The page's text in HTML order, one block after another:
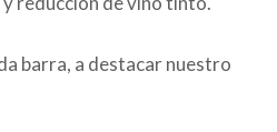
barra, a destacar nuestro